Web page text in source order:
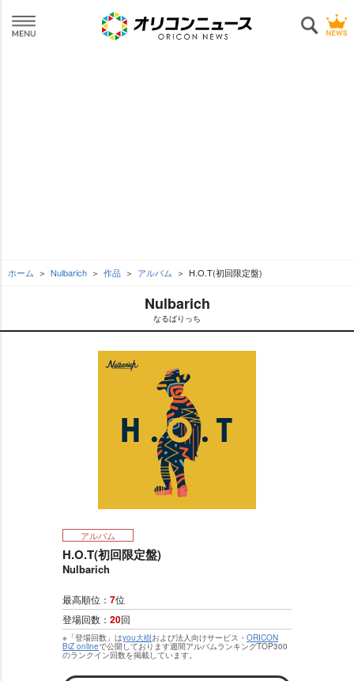
ホーム Nulbarich 作品 アルバム H.O.T(初回限定盤)
Nulbarich
なるばりっち
アルバム
H.O.T(初回限定盤)
Nulbarich
最高順位： 7位
登場回数： 20回
※「登場回数」はyou大樹および法人向けサービス・ ORICON
BiZ onlineで公開しております週間アルバムランキングTOP300
のランクイン回数を掲載しています。